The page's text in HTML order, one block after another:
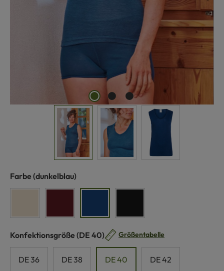
Farbe auswählen
(dunkelblau)
Konfektionsgröße auswählen
(DE 40) Größentabelle
DE 36 DE 38 DE 40 DE 42